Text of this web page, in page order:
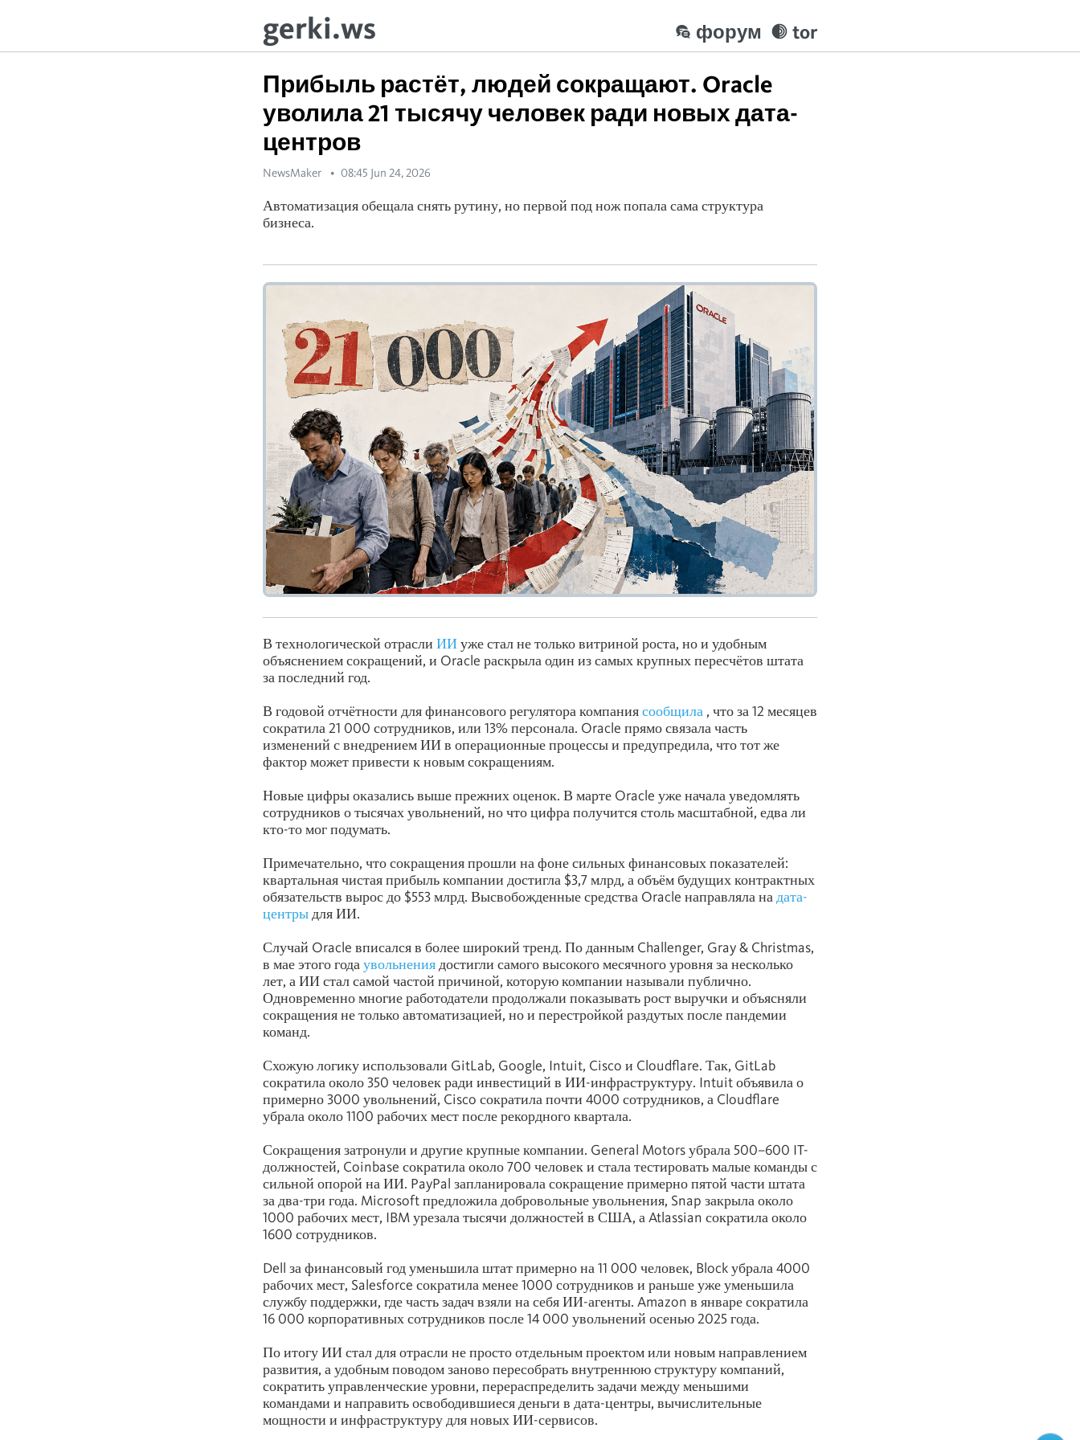
gerki.ws tor
форум
Прибыль растёт, людей сокращают. Oracle
уволила 21 тысячу человек ради новых дата-
центров
NewsMaker 08:45 Jun 24, 2026
Автоматизация обещала снять рутину, но первой под нож попала сама структура
бизнеса.
В технологической отрасли ИИуже стал не только витриной роста, но и удобным
объяснением сокращений, и Oracle раскрыла один из самых крупных пересчётов штата
за последний год.
В годовой отчётности для финансового регулятора компаниясообщила , что за 12 месяцев
сократила 21 000 сотрудников, или 13% персонала. Oracle прямо связала часть
изменений с внедрением ИИ в операционные процессы и предупредила, что тот же
фактор может привести к новым сокращениям.
Новые цифры оказались выше прежних оценок. В марте Oracle уже начала уведомлять
сотрудников о тысячах увольнений, но что цифра получится столь масштабной, едва ли
кто-то мог подумать.
Примечательно, что сокращения прошли на фоне сильных финансовых показателей:
квартальная чистая прибыль компании достигла $3,7 млрд, а объём будущих контрактных
обязательств вырос до $553 млрд. Высвобожденные средства Oracle направляла на дата-
центры для ИИ.
Случай Oracle вписался в более широкий тренд. По данным Challenger, Gray & Christmas,
в мае этого года увольнения достигли самого высокого месячного уровня за несколько
лет, а ИИ стал самой частой причиной, которую компании называли публично.
Одновременно многие работодатели продолжали показывать рост выручки и объясняли
сокращения не только автоматизацией, но и перестройкой раздутых после пандемии
команд.
Схожую логику использовали GitLab, Google, Intuit, Cisco и Cloudflare. Так, GitLab
сократила около 350 человек ради инвестиций в ИИ-инфраструктуру. Intuit объявила о
примерно 3000 увольнений, Cisco сократила почти 4000 сотрудников, а Cloudflare
убрала около 1100 рабочих мест после рекордного квартала.
Сокращения затронули и другие крупные компании. General Motors убрала 500–600 IT-
должностей, Coinbase сократила около 700 человек и стала тестировать малые команды с
сильной опорой на ИИ. PayPal запланировала сокращение примерно пятой части штата
за два-три года. Microsoft предложила добровольные увольнения, Snap закрыла около
1000 рабочих мест, IBM урезала тысячи должностей в США, а Atlassian сократила около
1600 сотрудников.
Dell за финансовый год уменьшила штат примерно на 11 000 человек, Block убрала 4000
рабочих мест, Salesforce сократила менее 1000 сотрудников и раньше уже уменьшила
службу поддержки, где часть задач взяли на себя ИИ-агенты. Amazon в январе сократила
16 000 корпоративных сотрудников после 14 000 увольнений осенью 2025 года.
По итогу ИИ стал для отрасли не просто отдельным проектом или новым направлением
развития, а удобным поводом заново пересобрать внутреннюю структуру компаний,
сократить управленческие уровни, перераспределить задачи между меньшими
командами и направить освободившиеся деньги в дата-центры, вычислительные
мощности и инфраструктуру для новых ИИ-сервисов.